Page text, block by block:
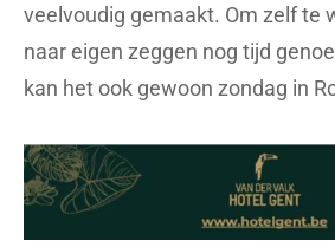
veelvoudig gemaakt. Om zelf te
naar eigen zeggen nog tijd
kan het ook gewoon zondag in